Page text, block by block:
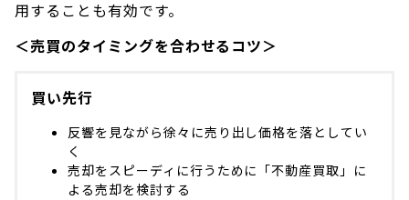
用することも有効です。
＜売買のタイミングを合わせるコツ＞
買い先行
反響を見ながら徐々に売り出し価格を落としてい
く
売却をスピーディに行うために「不動産買取」に
よる売却を検討する